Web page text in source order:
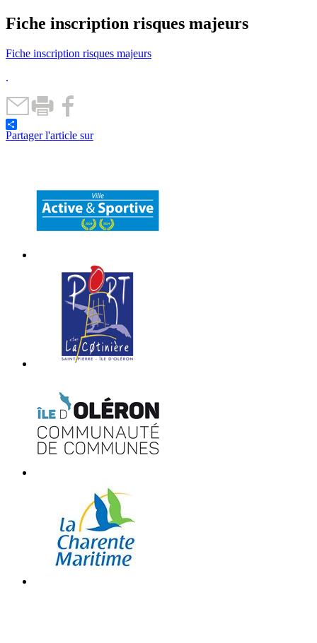
Fiche inscription risques majeurs
Fiche inscription risques majeurs
.
Partager l'article sur